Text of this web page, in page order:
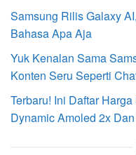
Samsung Rilis Galaxy
Bahasa Apa Aja
Yuk Kenalan Sama
Konten Seru Seperti
Terbaru! Ini Daftar
Dynamic Amoled 2x